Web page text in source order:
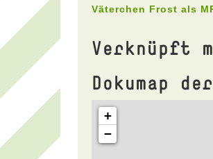
Väterchen Frost als
Verknüpft
Dokumap